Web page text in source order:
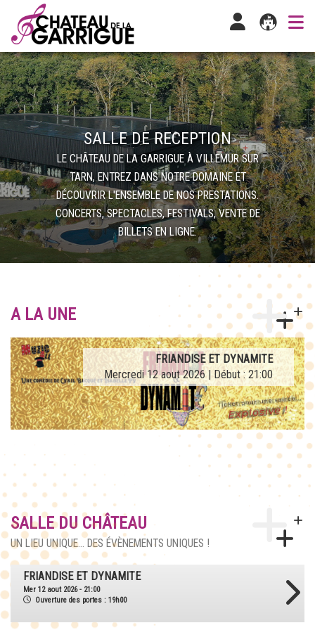
SALLE DE RECEPTION
LE CHÂTEAU DE LA GARRIGUE À VILLEMUR SUR
TARN, ENTREZ DANS NOTRE DOMAINE ET
DÉCOUVRIR L'ENSEMBLE DE NOS PRESTATIONS.
CONCERTS, SPECTACLES, FESTIVALS, VENTE DE
BILLETS EN LIGNE.
A LA UNE
FRIANDISE ET DYNAMITE
Mercredi 12 aout 2026 | Début : 21:00
AFTERWORK TRIBUTE LA FRENCH TEUF
Jeudi 27 aout 2026 | Début : 21:00
SALLE DU CHÂTEAU
UN LIEU UNIQUE... DES ÉVÈNEMENTS UNIQUES !
AFTERWORK TRIBUTE LA FRENCH TEUF
Jeu 27 aout 2026 - 21:00
Ouverture des portes : 18h30